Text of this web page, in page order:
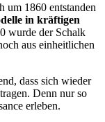
um 1860 entstanden
in kräftigen
wurde der Schalk
aus einheitlichen
dass sich wieder
Denn nur so
erleben.